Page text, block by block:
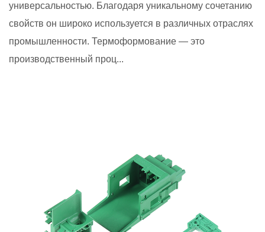
универсальностью. Благодаря уникальному сочетанию
свойств он широко используется в различных отраслях
промышленности. Термоформование — это
производственный проц...